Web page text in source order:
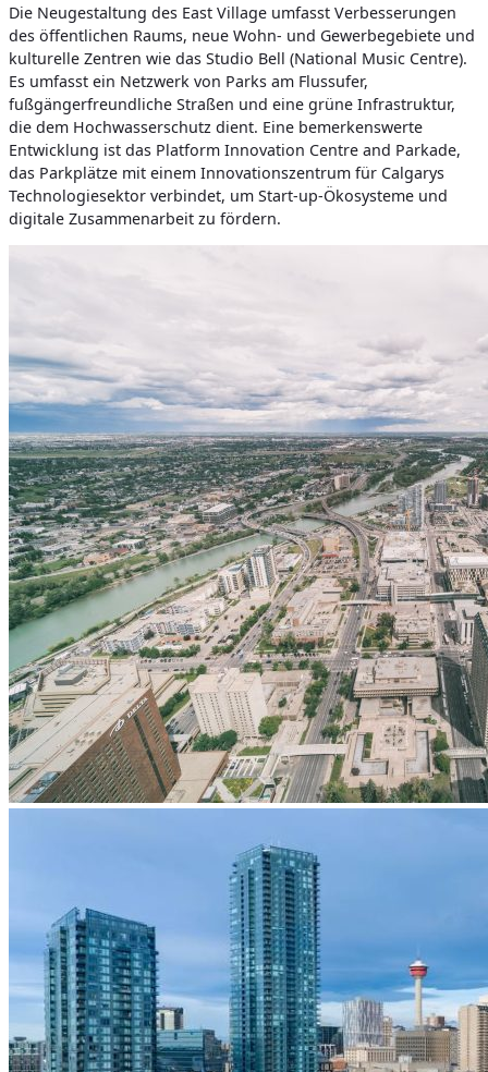
Die Neugestaltung des East Village umfasst Verbesserungen
des öffentlichen Raums, neue Wohn- und Gewerbegebiete und
kulturelle Zentren wie das Studio Bell (National Music Centre).
Es umfasst ein Netzwerk von Parks am Flussufer,
fußgängerfreundliche Straßen und eine grüne Infrastruktur,
die dem Hochwasserschutz dient. Eine bemerkenswerte
Entwicklung ist das Platform Innovation Centre and Parkade,
das Parkplätze mit einem Innovationszentrum für Calgarys
Technologiesektor verbindet, um Start-up-Ökosysteme und
digitale Zusammenarbeit zu fördern.